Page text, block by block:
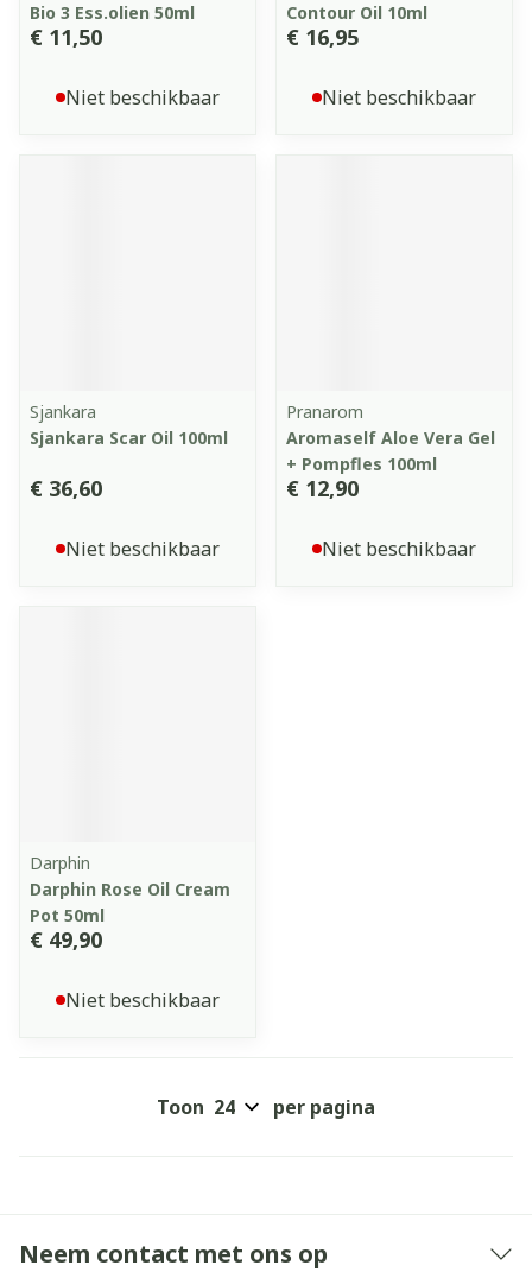
Bio 3 Ess.olien 50ml
€ 11,50
Niet beschikbaar
Contour Oil 10ml
€ 16,95
Niet beschikbaar
Sjankara
Sjankara Scar Oil 100ml
€ 36,60
Niet beschikbaar
Pranarom
Aromaself Aloe Vera Gel
+ Pompfles 100ml
€ 12,90
Niet beschikbaar
Darphin
Darphin Rose Oil Cream
Pot 50ml
€ 49,90
Niet beschikbaar
Toon per pagina
Neem contact met ons op